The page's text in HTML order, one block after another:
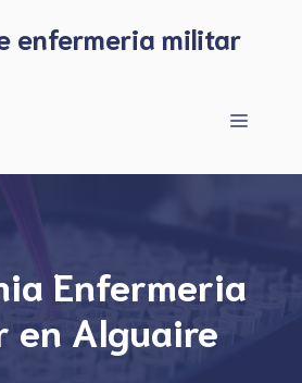
enfermeria militar
Menu
Enfermeria
en Alguaire